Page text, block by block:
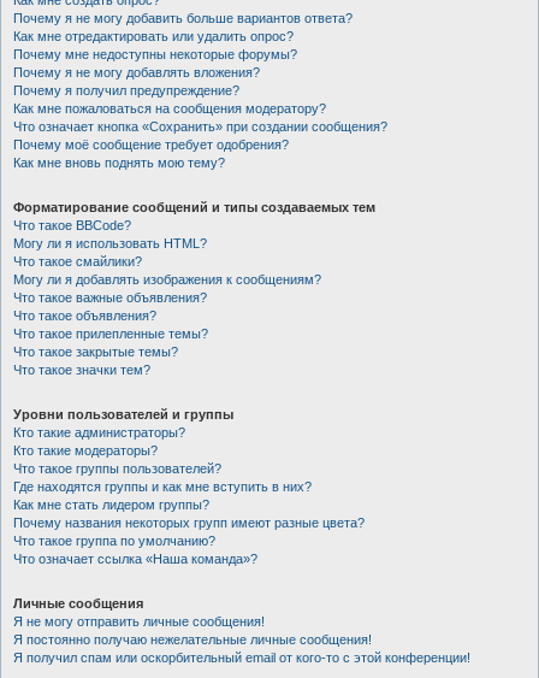
Почему я не могу добавить больше вариантов ответа?
Как мне отредактировать или удалить опрос?
Почему мне недоступны некоторые форумы?
Почему я не могу добавлять вложения?
Почему я получил предупреждение?
Как мне пожаловаться на сообщения модератору?
Что означает кнопка «Сохранить» при создании сообщения?
Почему моё сообщение требует одобрения?
Как мне вновь поднять мою тему?
Форматирование сообщений и типы создаваемых тем
Что такое BBCode?
Могу ли я использовать HTML?
Что такое смайлики?
Могу ли я добавлять изображения к сообщениям?
Что такое важные объявления?
Что такое объявления?
Что такое прилепленные темы?
Что такое закрытые темы?
Что такое значки тем?
Уровни пользователей и группы
Кто такие администраторы?
Кто такие модераторы?
Что такое группы пользователей?
Где находятся группы и как мне вступить в них?
Как мне стать лидером группы?
Почему названия некоторых групп имеют разные цвета?
Что такое группа по умолчанию?
Что означает ссылка «Наша команда»?
Личные сообщения
Я не могу отправить личные сообщения!
Я постоянно получаю нежелательные личные сообщения!
Я получил спам или оскорбительный email от кого-то с этой конференции!